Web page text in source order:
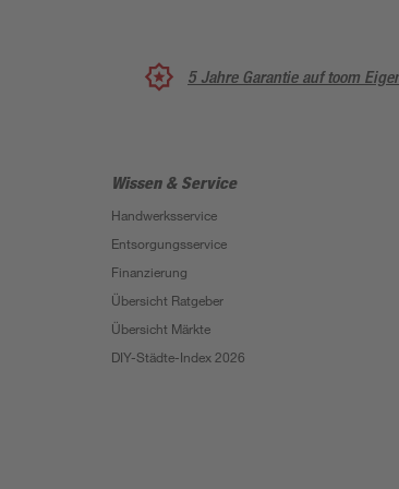
5 Jahre Garantie auf toom
Wissen & Service
Handwerksservice
Entsorgungsservice
Finanzierung
Übersicht Ratgeber
Übersicht Märkte
DIY-Städte-Index 2026